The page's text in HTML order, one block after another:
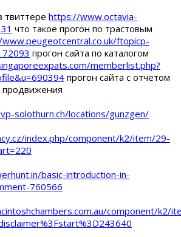
твиттере https://www.octavia-
что такое прогон по трастовым
ftopicp-
прогон сайта по каталогом
memberlist.php?
прогон сайта с отчетом
продвижения
solothurn.ch/locations/gunzgen/
index.php/component/k2/item/29-
basic-introduction-in-
760566
component/k2/